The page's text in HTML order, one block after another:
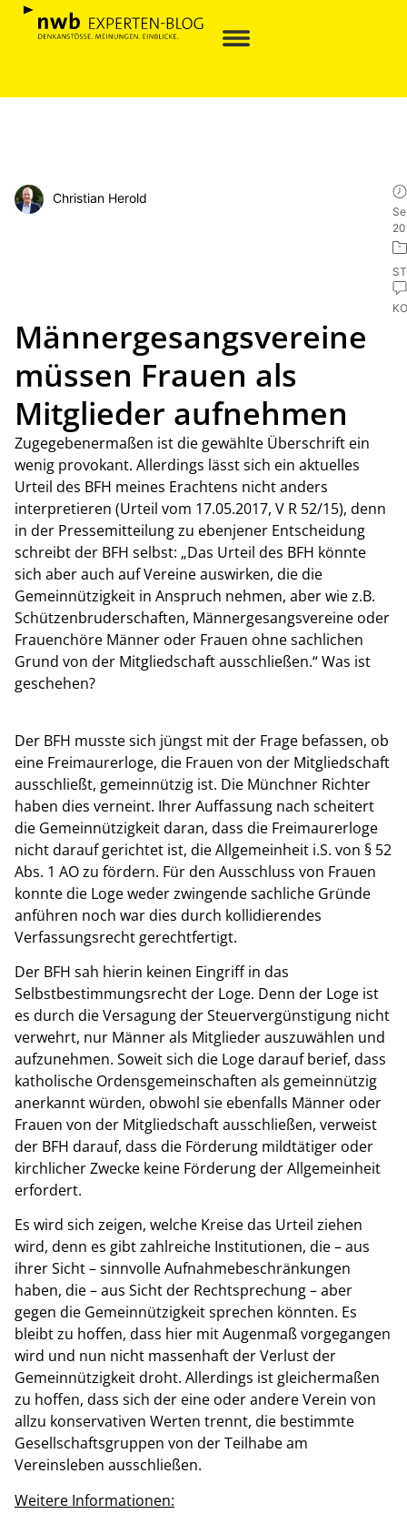
Christian Herold
Männergesangsvereine
müssen Frauen als
Mitglieder aufnehmen
Zugegebenermaßen ist die gewählte Überschrift ein
wenig provokant. Allerdings lässt sich ein aktuelles
Urteil des BFH meines Erachtens nicht anders
interpretieren (Urteil vom 17.05.2017, V R 52/15), denn
in der Pressemitteilung zu ebenjener Entscheidung
schreibt der BFH selbst: „Das Urteil des BFH könnte
sich aber auch auf Vereine auswirken, die die
Gemeinnützigkeit in Anspruch nehmen, aber wie z.B.
Schützenbruderschaften, Männergesangsvereine oder
Frauenchöre Männer oder Frauen ohne sachlichen
Grund von der Mitgliedschaft ausschließen.“ Was ist
geschehen?
Der BFH musste sich jüngst mit der Frage befassen, ob
eine Freimaurerloge, die Frauen von der Mitgliedschaft
ausschließt, gemeinnützig ist. Die Münchner Richter
haben dies verneint. Ihrer Auffassung nach scheitert
die Gemeinnützigkeit daran, dass die Freimaurerloge
nicht darauf gerichtet ist, die Allgemeinheit i.S. von § 52
Abs. 1 AO zu fördern. Für den Ausschluss von Frauen
konnte die Loge weder zwingende sachliche Gründe
anführen noch war dies durch kollidierendes
Verfassungsrecht gerechtfertigt.
Der BFH sah hierin keinen Eingriff in das
Selbstbestimmungsrecht der Loge. Denn der Loge ist
es durch die Versagung der Steuervergünstigung nicht
verwehrt, nur Männer als Mitglieder auszuwählen und
aufzunehmen. Soweit sich die Loge darauf berief, dass
katholische Ordensgemeinschaften als gemeinnützig
anerkannt würden, obwohl sie ebenfalls Männer oder
Frauen von der Mitgliedschaft ausschließen, verweist
der BFH darauf, dass die Förderung mildtätiger oder
kirchlicher Zwecke keine Förderung der Allgemeinheit
erfordert.
Es wird sich zeigen, welche Kreise das Urteil ziehen
wird, denn es gibt zahlreiche Institutionen, die – aus
ihrer Sicht – sinnvolle Aufnahmebeschränkungen
haben, die – aus Sicht der Rechtsprechung – aber
gegen die Gemeinnützigkeit sprechen könnten. Es
bleibt zu hoffen, dass hier mit Augenmaß vorgegangen
wird und nun nicht massenhaft der Verlust der
Gemeinnützigkeit droht. Allerdings ist gleichermaßen
zu hoffen, dass sich der eine oder andere Verein von
allzu konservativen Werten trennt, die bestimmte
Gesellschaftsgruppen von der Teilhabe am
Vereinsleben ausschließen.
Weitere Informationen: